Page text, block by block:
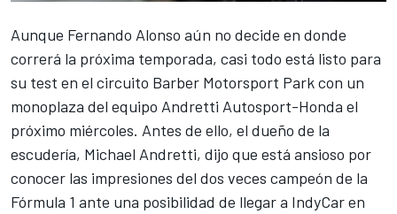
Aunque Fernando Alonso aún no decide en donde
correrá la próxima temporada, casi todo está listo para
su test en el circuito Barber Motorsport Park con un
monoplaza del equipo Andretti Autosport-Honda el
próximo miércoles. Antes de ello, el dueño de la
escudería, Michael Andretti, dijo que está ansioso por
conocer las impresiones del dos veces campeón de la
Fórmula 1 ante una posibilidad de llegar a IndyCar en